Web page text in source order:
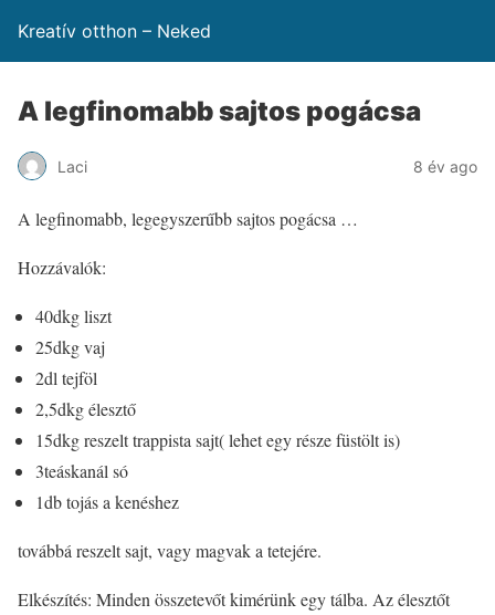
Kreatív otthon – Neked
A legfinomabb sajtos pogácsa
Laci 8 év ago
A legfinomabb, legegyszerűbb sajtos pogácsa …
Hozzávalók:
40dkg liszt
25dkg vaj
2dl tejföl
2,5dkg élesztő
15dkg reszelt trappista sajt( lehet egy része füstölt is)
3teáskanál só
1db tojás a kenéshez
továbbá reszelt sajt, vagy magvak a tetejére.
Elkészítés: Minden összetevőt kimérünk egy tálba. Az élesztőt